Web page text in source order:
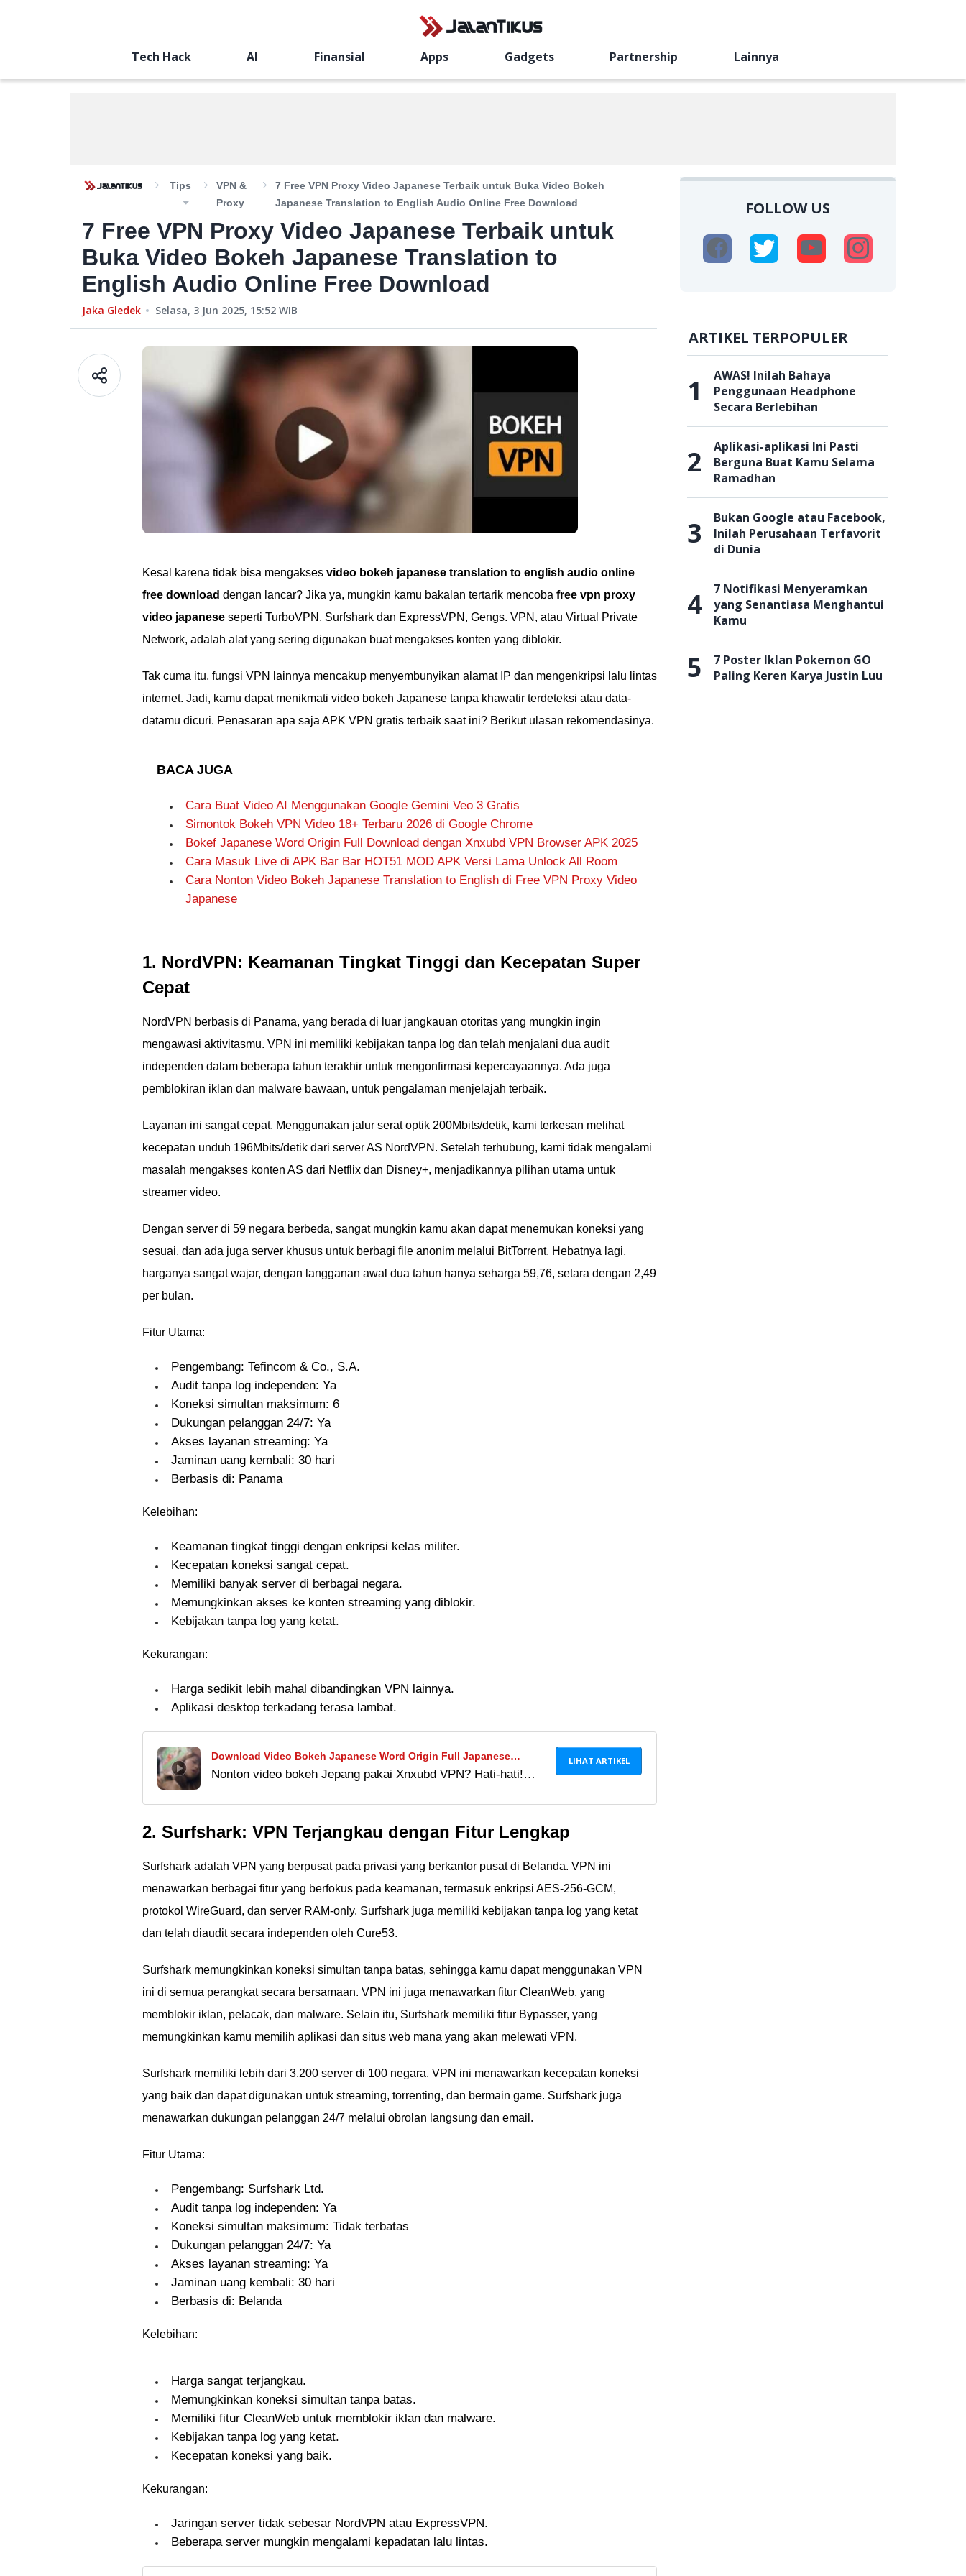
Tech Hack AI Finansial Apps Gadgets Partnership Lainnya
Tips
VPN &
Proxy
7 Free VPN Proxy Video Japanese Terbaik untuk Buka Video Bokeh
Japanese Translation to English Audio Online Free Download
7 Free VPN Proxy Video Japanese Terbaik untuk
Buka Video Bokeh Japanese Translation to
English Audio Online Free Download
Jaka Gledek Selasa, 3 Jun 2025, 15:52 WIB
Kesal karena tidak bisa mengakses video bokeh japanese translation to english audio online
free download dengan lancar? Jika ya, mungkin kamu bakalan tertarik mencoba free vpn proxy
video japanese seperti TurboVPN, Surfshark dan ExpressVPN, Gengs. VPN, atau Virtual Private
Network, adalah alat yang sering digunakan buat mengakses konten yang diblokir.
Tak cuma itu, fungsi VPN lainnya mencakup menyembunyikan alamat IP dan mengenkripsi lalu lintas
internet. Jadi, kamu dapat menikmati video bokeh Japanese tanpa khawatir terdeteksi atau data-
datamu dicuri. Penasaran apa saja APK VPN gratis terbaik saat ini? Berikut ulasan rekomendasinya.
BACA JUGA
Cara Buat Video AI Menggunakan Google Gemini Veo 3 Gratis
Simontok Bokeh VPN Video 18+ Terbaru 2026 di Google Chrome
Bokef Japanese Word Origin Full Download dengan Xnxubd VPN Browser APK 2025
Cara Masuk Live di APK Bar Bar HOT51 MOD APK Versi Lama Unlock All Room
Cara Nonton Video Bokeh Japanese Translation to English di Free VPN Proxy Video
Japanese
1. NordVPN: Keamanan Tingkat Tinggi dan Kecepatan Super
Cepat
NordVPN berbasis di Panama, yang berada di luar jangkauan otoritas yang mungkin ingin
mengawasi aktivitasmu. VPN ini memiliki kebijakan tanpa log dan telah menjalani dua audit
independen dalam beberapa tahun terakhir untuk mengonfirmasi kepercayaannya. Ada juga
pemblokiran iklan dan malware bawaan, untuk pengalaman menjelajah terbaik.
Layanan ini sangat cepat. Menggunakan jalur serat optik 200Mbits/detik, kami terkesan melihat
kecepatan unduh 196Mbits/detik dari server AS NordVPN. Setelah terhubung, kami tidak mengalami
masalah mengakses konten AS dari Netflix dan Disney+, menjadikannya pilihan utama untuk
streamer video.
Dengan server di 59 negara berbeda, sangat mungkin kamu akan dapat menemukan koneksi yang
sesuai, dan ada juga server khusus untuk berbagi file anonim melalui BitTorrent. Hebatnya lagi,
harganya sangat wajar, dengan langganan awal dua tahun hanya seharga 59,76, setara dengan 2,49
per bulan.
Fitur Utama:
Pengembang: Tefincom & Co., S.A.
Audit tanpa log independen: Ya
Koneksi simultan maksimum: 6
Dukungan pelanggan 24/7: Ya
Akses layanan streaming: Ya
Jaminan uang kembali: 30 hari
Berbasis di: Panama
Kelebihan:
Keamanan tingkat tinggi dengan enkripsi kelas militer.
Kecepatan koneksi sangat cepat.
Memiliki banyak server di berbagai negara.
Memungkinkan akses ke konten streaming yang diblokir.
Kebijakan tanpa log yang ketat.
Kekurangan:
Harga sedikit lebih mahal dibandingkan VPN lainnya.
Aplikasi desktop terkadang terasa lambat.
Download Video Bokeh Japanese Word Origin Full Japanese
Translation Gratis Menggunakan Xnxubd VPN Browser Download
Nonton video bokeh Jepang pakai Xnxubd VPN? Hati-hati!
LIHAT ARTIKEL
2. Surfshark: VPN Terjangkau dengan Fitur Lengkap
Surfshark adalah VPN yang berpusat pada privasi yang berkantor pusat di Belanda. VPN ini
menawarkan berbagai fitur yang berfokus pada keamanan, termasuk enkripsi AES-256-GCM,
protokol WireGuard, dan server RAM-only. Surfshark juga memiliki kebijakan tanpa log yang ketat
dan telah diaudit secara independen oleh Cure53.
Surfshark memungkinkan koneksi simultan tanpa batas, sehingga kamu dapat menggunakan VPN
ini di semua perangkat secara bersamaan. VPN ini juga menawarkan fitur CleanWeb, yang
memblokir iklan, pelacak, dan malware. Selain itu, Surfshark memiliki fitur Bypasser, yang
memungkinkan kamu memilih aplikasi dan situs web mana yang akan melewati VPN.
Surfshark memiliki lebih dari 3.200 server di 100 negara. VPN ini menawarkan kecepatan koneksi
yang baik dan dapat digunakan untuk streaming, torrenting, dan bermain game. Surfshark juga
menawarkan dukungan pelanggan 24/7 melalui obrolan langsung dan email.
Fitur Utama:
Pengembang: Surfshark Ltd.
Audit tanpa log independen: Ya
Koneksi simultan maksimum: Tidak terbatas
Dukungan pelanggan 24/7: Ya
Akses layanan streaming: Ya
Jaminan uang kembali: 30 hari
Berbasis di: Belanda
Kelebihan:
Harga sangat terjangkau.
Memungkinkan koneksi simultan tanpa batas.
Memiliki fitur CleanWeb untuk memblokir iklan dan malware.
Kebijakan tanpa log yang ketat.
Kecepatan koneksi yang baik.
Kekurangan:
Jaringan server tidak sebesar NordVPN atau ExpressVPN.
Beberapa server mungkin mengalami kepadatan lalu lintas.
FOLLOW US
ARTIKEL TERPOPULER
1
AWAS! Inilah Bahaya
Penggunaan Headphone
Secara Berlebihan
2
Aplikasi-aplikasi Ini Pasti
Berguna Buat Kamu Selama
Ramadhan
3
Bukan Google atau Facebook,
Inilah Perusahaan Terfavorit
di Dunia
4
7 Notifikasi Menyeramkan
yang Senantiasa Menghantui
Kamu
5
7 Poster Iklan Pokemon GO
Paling Keren Karya Justin Luu